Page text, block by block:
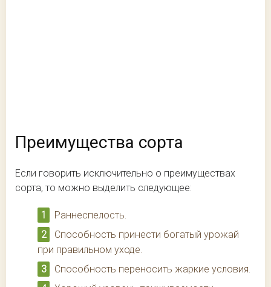
Преимущества сорта
Если говорить исключительно о преимуществах
сорта, то можно выделить следующее:
Раннеспелость.
Способность принести богатый урожай
при правильном уходе.
Способность переносить жаркие условия.